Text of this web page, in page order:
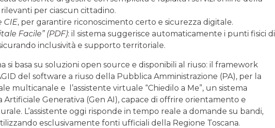
per ciascun cittadino.
CIE, per garantire riconoscimento certo e sicurezza digitale.
Facile” (PDF): il sistema suggerisce automaticamente i punti fisici di
inclusività e supporto territoriale.
si basa su soluzioni open source e disponibili al riuso: il framework
del software a riuso della Pubblica Amministrazione (PA), per la
multicanale e l’assistente virtuale “Chiedilo a Me”, un sistema
Generativa (Gen AI), capace di offrire orientamento e
L’assistente oggi risponde in tempo reale a domande su bandi,
esclusivamente fonti ufficiali della Regione Toscana.